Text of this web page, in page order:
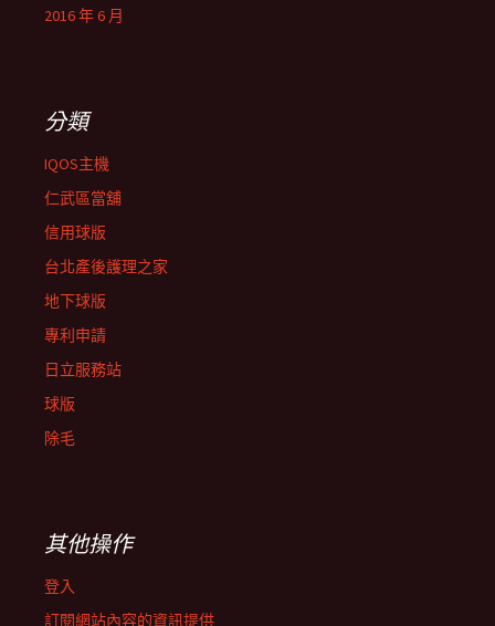
2016 年 6 月
分類
IQOS主機
仁武區當舖
信用球版
台北產後護理之家
地下球版
專利申請
日立服務站
球版
除毛
其他操作
登入
訂閱網站內容的資訊提供